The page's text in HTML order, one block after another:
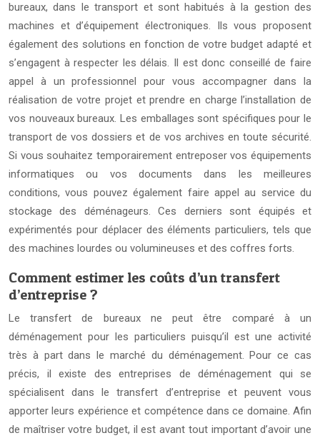
bureaux, dans le transport et sont habitués à la gestion des
machines et d’équipement électroniques. Ils vous proposent
également des solutions en fonction de votre budget adapté et
s’engagent à respecter les délais. Il est donc conseillé de faire
appel à un professionnel pour vous accompagner dans la
réalisation de votre projet et prendre en charge l’installation de
vos nouveaux bureaux. Les emballages sont spécifiques pour le
transport de vos dossiers et de vos archives en toute sécurité.
Si vous souhaitez temporairement entreposer vos équipements
informatiques ou vos documents dans les meilleures
conditions, vous pouvez également faire appel au service du
stockage des déménageurs. Ces derniers sont équipés et
expérimentés pour déplacer des éléments particuliers, tels que
des machines lourdes ou volumineuses et des coffres forts.
Comment estimer les coûts d’un transfert
d’entreprise ?
Le transfert de bureaux ne peut être comparé à un
déménagement pour les particuliers puisqu’il est une activité
très à part dans le marché du déménagement. Pour ce cas
précis, il existe des entreprises de déménagement qui se
spécialisent dans le transfert d’entreprise et peuvent vous
apporter leurs expérience et compétence dans ce domaine. Afin
de maîtriser votre budget, il est avant tout important d’avoir une